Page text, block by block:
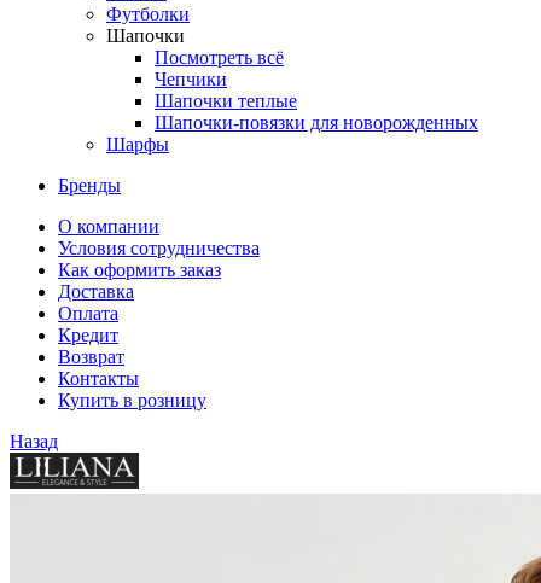
Футболки
Шапочки
Посмотреть всё
Чепчики
Шапочки теплые
Шапочки-повязки для новорожденных
Шарфы
Бренды
О компании
Условия сотрудничества
Как оформить заказ
Доставка
Оплата
Кредит
Возврат
Контакты
Купить в розницу
Назад